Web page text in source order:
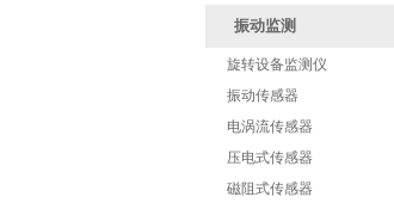
振动监测
旋转设备监测仪
振动传感器
电涡流传感器
压电式传感器
磁阻式传感器